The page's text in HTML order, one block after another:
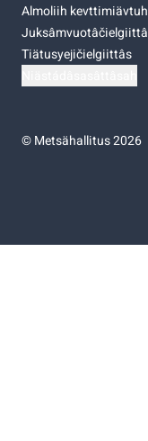
Almoliih kevttimiävtuh
Tiätusyejičielgiittâs
©Metsähallitus 2026